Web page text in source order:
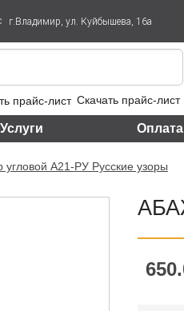
г.Владимир, ул. Куйбышева, 16а
Скачать прайс-лист
Услуги
угловой А21-РУ Русские узоры